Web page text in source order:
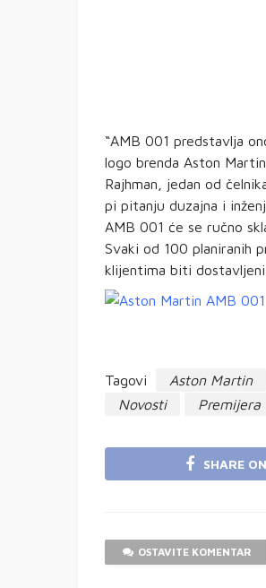
“AMB 001 predstavlja
logo brenda Aston
Rajhman, jedan od
pi pitanju duzajna i
AMB 001 će se ručno
Svaki od 100 planiranih
klijentima biti
Tagovi Aston Martin
Novosti
Premijera
SHARE
OSTAVITE KOMENTAR